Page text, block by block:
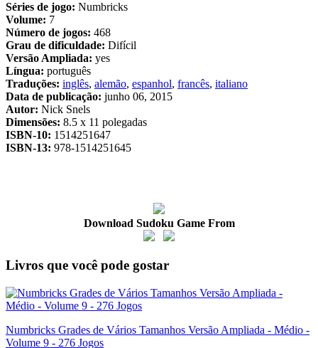
Séries de jogo: Numbricks
Volume: 7
Número de jogos: 468
Grau de dificuldade: Difícil
Versão Ampliada: yes
Língua: português
Traduções: inglês, alemão, espanhol, francês, italiano
Data de publicação: junho 06, 2015
Autor: Nick Snels
Dimensões: 8.5 x 11 polegadas
ISBN-10: 1514251647
ISBN-13: 978-1514251645
Download Sudoku Game From
Livros que você pode gostar
Numbricks Grades de Vários Tamanhos Versão Ampliada - Médio -
Volume 9 - 276 Jogos